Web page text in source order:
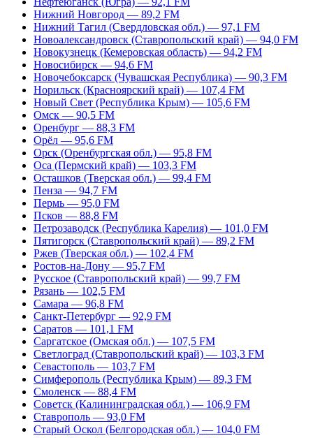
Нижний Новгород — 89,2 FM
Нижний Тагил (Свердловская обл.) — 97,1 FM
Новоалександровск (Ставропольский край) — 94,0 FM
Новокузнецк (Кемеровская область) — 94,2 FM
Новосибирск — 94,6 FM
Новочебоксарск (Чувашская Республика) — 90,3 FM
Норильск (Красноярский край) — 107,4 FM
Новый Свет (Республика Крым) — 105,6 FM
Омск — 90,5 FM
Оренбург — 88,3 FM
Орёл — 95,6 FM
Орск (Оренбургская обл.) — 95,8 FM
Оса (Пермский край) — 103,3 FM
Осташков (Тверская обл.) — 99,4 FM
Пенза — 94,7 FM
Пермь — 95,0 FM
Псков — 88,8 FM
Петрозаводск (Республика Карелия) — 101,0 FM
Пятигорск (Ставропольский край) — 89,2 FM
Ржев (Тверская обл.) — 102,4 FM
Ростов-на-Дону — 95,7 FM
Русское (Ставропольский край) — 99,7 FM
Рязань — 102,5 FM
Самара — 96,8 FM
Санкт-Петербург — 92,9 FM
Саратов — 101,1 FM
Саргатское (Омская обл.) — 107,5 FM
Светлоград (Ставропольский край) — 103,3 FM
Севастополь — 103,7 FM
Симферополь (Республика Крым) — 89,3 FM
Смоленск — 88,4 FM
Советск (Калининградская обл.) — 106,9 FM
Ставрополь — 93,0 FM
Старый Оскол (Белгородская обл.) — 104,0 FM